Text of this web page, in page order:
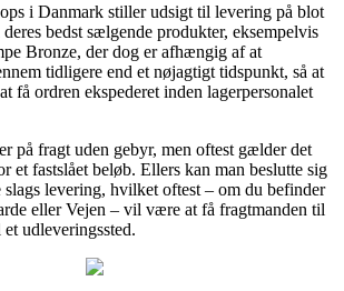
i Danmark stiller udsigt til levering på blot
bedst sælgende produkter, eksempelvis
Bronze, der dog er afhængig af at
tidligere end et nøjagtigt tidspunkt, så at
få ordren ekspederet inden lagerpersonalet
på fragt uden gebyr, men oftest gælder det
et fastslået beløb. Ellers kan man beslutte sig
slags levering, hvilket oftest – om du befinder
eller Vejen – vil være at få fragtmanden til
udleveringssted.